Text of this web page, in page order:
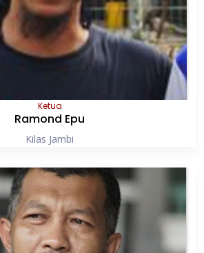
Ketua
Ramond Epu
Kilas Jambi